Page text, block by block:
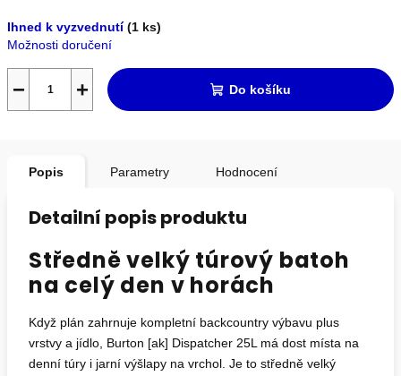
cena:
Ihned k vyzvednutí(1 ks)
Možnosti doručení
+
− Do košíku
Popis Parametry Hodnocení
Detailní popis produktu
Středně velký túrový batoh
na celý den v horách
Když plán zahrnuje kompletní backcountry výbavu plus
vrstvy a jídlo, Burton [ak] Dispatcher 25L má dost místa na
denní túry i jarní výšlapy na vrchol. Je to středně velký